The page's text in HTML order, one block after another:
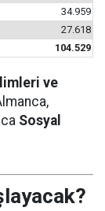
34.959
27.618
104.529
ve
Sosyal